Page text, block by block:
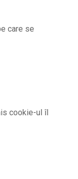
care se
cookie-ul îl